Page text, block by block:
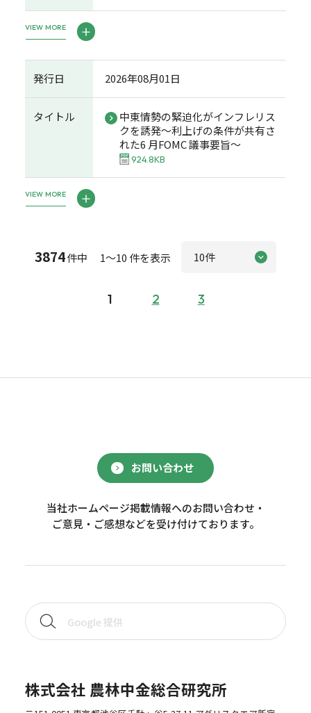
VIEW MORE
発行日 2026年08月01日
タイトル
中東情勢の緊迫化がインフレリス
クを誘発～利上げの条件が共有さ
れた6 月FOMC 議事要旨～
924.8KB
VIEW MORE
3874件中 1～10 件を表示
1 2 3
お問い合わせ
当社ホームページ掲載情報へのお問い合わせ・
ご意見・ご感想などを受け付けております。
株式会社 農林中金総合研究所